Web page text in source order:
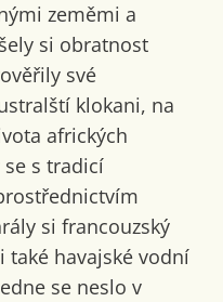
zeměmi a
si obratnost
své
klokani, na
afrických
s tradicí
si francouzský
také havajské vodní
se neslo v